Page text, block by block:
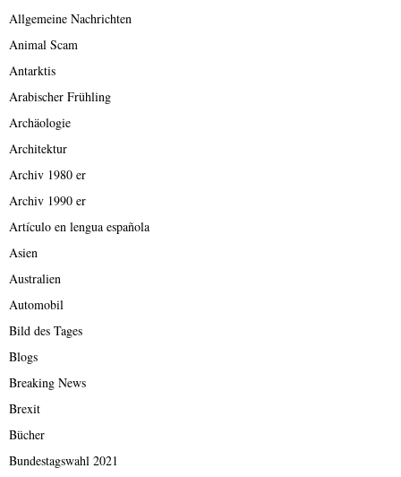
Allgemeine Nachrichten
Animal Scam
Antarktis
Arabischer Frühling
Archäologie
Architektur
Archiv 1980 er
Archiv 1990 er
Artículo en lengua española
Asien
Australien
Automobil
Bild des Tages
Blogs
Breaking News
Brexit
Bücher
Bundestagswahl 2021